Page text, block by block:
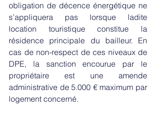
obligation de décence énergétique ne
s’appliquera pas lorsque ladite
location touristique constitue la
résidence principale du bailleur. En
cas de non-respect de ces niveaux de
DPE, la sanction encourue par le
propriétaire est une amende
administrative de 5.000 € maximum par
logement concerné.